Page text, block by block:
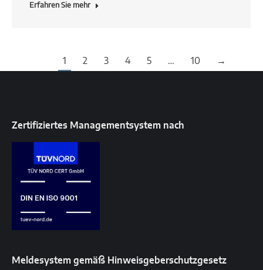
Erfahren Sie mehr
1 2 3 4 5 … 10 →
Zertifiziertes Managementsystem nach
Meldesystem gemäß Hinweisgeberschutzgesetz